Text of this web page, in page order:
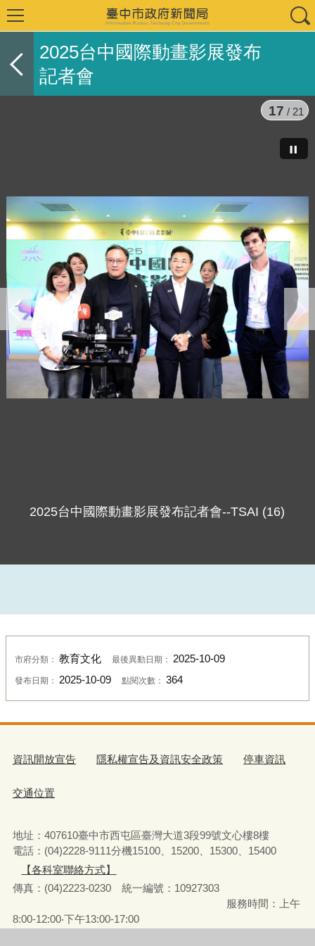
2025台中國際動畫影展發布
記者會
2025台中國際動畫影展發布記者會--TSAI (17)
18 / 21
市府分類： 教育文化 最後異動日期： 2025-10-09
發布日期： 2025-10-09 點閱次數： 364
資訊開放宣告 隱私權宣告及資訊安全政策 停車資訊
交通位置
地址：407610臺中市西屯區臺灣大道3段99號文心樓8樓
電話：(04)2228-9111分機15100、15200、15300、15400
【各科室聯絡方式】
傳真：(04)2223-0230 統一編號： 10927303
服務時間：上午
8:00-12:00‧下午13:00-17:00